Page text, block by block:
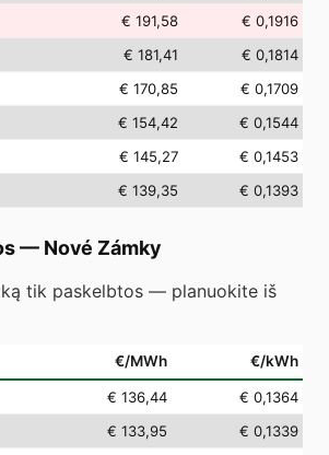
€ 191,58
€ 0,1916
€ 181,41
€ 0,1814
€ 170,85
€ 0,1709
€ 154,42
€ 0,1544
€ 145,27
€ 0,1453
€ 139,35 € 0,1393
— Nové Zámky
ką tik paskelbtos — planuokite iš
€/MWh €/kWh
€ 136,44
€ 0,1364
€ 133,95
€ 0,1339